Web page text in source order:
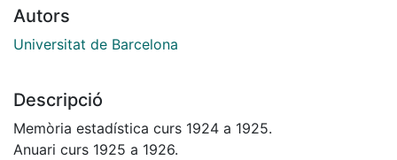
Autors
Universitat de Barcelona
Descripció
Memòria estadística curs 1924 a 1925.
Anuari curs 1925 a 1926.